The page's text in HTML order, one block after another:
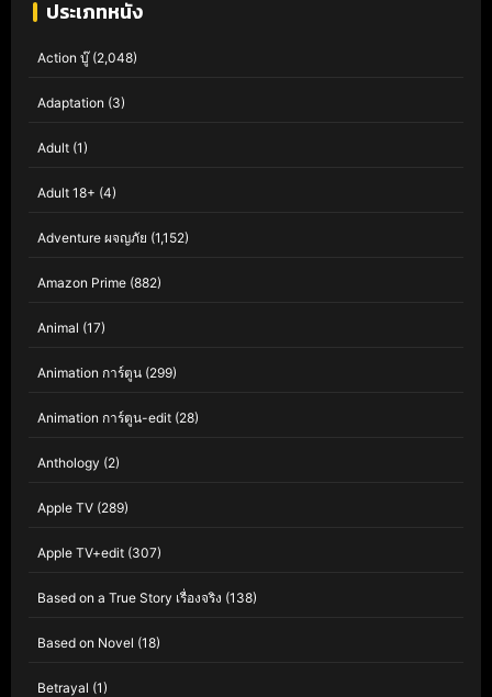
ประเภทหนัง
Action บู๊(2,048)
Adaptation (3)
Adult (1)
Adult 18+ (4)
Adventure ผจญภัย (1,152)
Amazon Prime (882)
Animal (17)
Animation การ์ตูน (299)
Animation การ์ตูน-edit (28)
Anthology (2)
Apple TV (289)
Apple TV+edit (307)
Based on a True Story เรื่องจริง (138)
Based on Novel (18)
Betrayal (1)